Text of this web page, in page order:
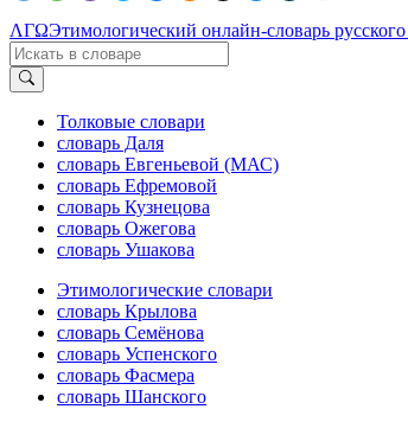
ΛΓΩЭтимологический онлайн-словарь
Толковые словари
словарь Даля
словарь Евгеньевой (МАС)
словарь Ефремовой
словарь Кузнецова
словарь Ожегова
словарь Ушакова
Этимологические словари
словарь Крылова
словарь Семёнова
словарь Успенского
словарь Фасмера
словарь Шанского